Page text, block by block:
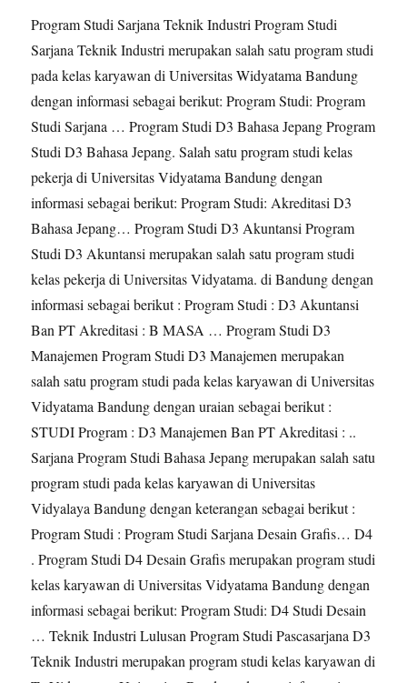
Program Studi Sarjana Teknik Industri Program Studi
Sarjana Teknik Industri merupakan salah satu program studi
pada kelas karyawan di Universitas Widyatama Bandung
dengan informasi sebagai berikut: Program Studi: Program
Studi Sarjana … Program Studi D3 Bahasa Jepang Program
Studi D3 Bahasa Jepang. Salah satu program studi kelas
pekerja di Universitas Vidyatama Bandung dengan
informasi sebagai berikut: Program Studi: Akreditasi D3
Bahasa Jepang… Program Studi D3 Akuntansi Program
Studi D3 Akuntansi merupakan salah satu program studi
kelas pekerja di Universitas Vidyatama. di Bandung dengan
informasi sebagai berikut : Program Studi : D3 Akuntansi
Ban PT Akreditasi : B MASA … Program Studi D3
Manajemen Program Studi D3 Manajemen merupakan
salah satu program studi pada kelas karyawan di Universitas
Vidyatama Bandung dengan uraian sebagai berikut :
STUDI Program : D3 Manajemen Ban PT Akreditasi : ..
Sarjana Program Studi Bahasa Jepang merupakan salah satu
program studi pada kelas karyawan di Universitas
Vidyalaya Bandung dengan keterangan sebagai berikut :
Program Studi : Program Studi Sarjana Desain Grafis… D4
. Program Studi D4 Desain Grafis merupakan program studi
kelas karyawan di Universitas Vidyatama Bandung dengan
informasi sebagai berikut: Program Studi: D4 Studi Desain
… Teknik Industri Lulusan Program Studi Pascasarjana D3
Teknik Industri merupakan program studi kelas karyawan di